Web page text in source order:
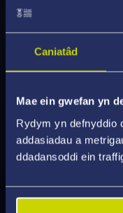
Caniatâd
Mae ein gwefan yn
Rydym yn defnyddio
addasiadau a
ddadansoddi ein
Modiwlau
Rydym wedi
profiad dysgu
amdanynt.
chael eich
hastudio.
Archwiliwch